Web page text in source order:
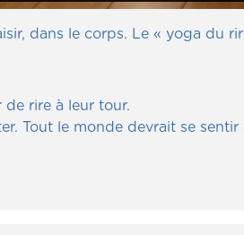
dans le corps. Le « yoga du
de rire à leur tour.
Tout le monde devrait se